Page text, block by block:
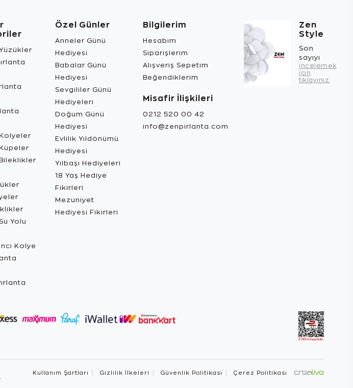
Yolu
Kolye
Özel Günler
Anneler Günü
Hediyesi
Babalar Günü
Hediyesi
Sevgililer Günü
Hediyeleri
Doğum Günü
Hediyesi
Evlilik Yıldönümü
Hediyesi
Yılbaşı Hediyeleri
18 Yaş Hediye
Fikirleri
Mezuniyet
Hediyesi Fikirleri
Bilgilerim
Hesabım
Siparişlerim
Alışveriş Sepetim
Beğendiklerim
Misafir İlişkileri
0212 520 00 42
info@zenpirlanta.com
Zen
Style
Son
sayıyı
incelemek
için
tıklayınız.
Kullanım Şartları Gizlilik İlkeleri Güvenlik Politikası Çerez Politikası